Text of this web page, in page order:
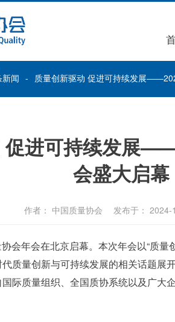
闻 质量创新驱动 促进可持续发展
促进可持续发展
会盛大启幕
作者： 中国质量协会 发布于： 2024-
会年会在北京启幕。本次年会以“质量
质量创新与可持续发展的相关话题展
际质量组织、全国质协系统以及广大